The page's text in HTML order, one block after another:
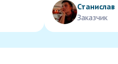
Станислав
Заказчик